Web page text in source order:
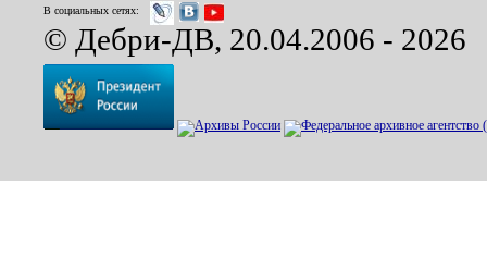
В социальных сетях:
© Дебри-ДВ, 20.04.2006 - 2026